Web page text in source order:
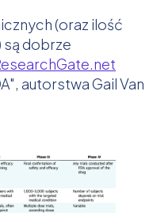
(oraz ilość
są dobrze
autorstwa Gail Van